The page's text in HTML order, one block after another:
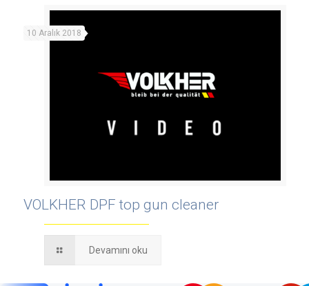
10 Aralık 2018
VOLKHER DPF top gun cleaner
Devamını oku